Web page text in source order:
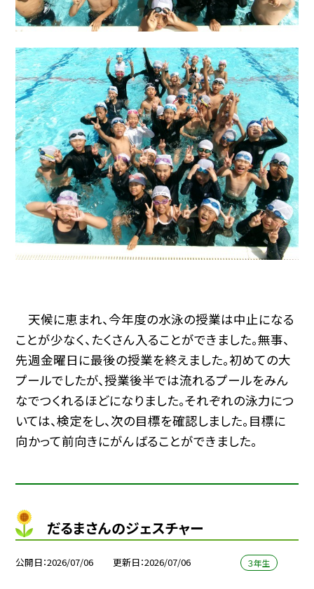
天候に恵まれ、今年度の水泳の授業は中止になる
ことが少なく、たくさん入ることができました。無事、
先週金曜日に最後の授業を終えました。初めての大
プールでしたが、授業後半では流れるプールをみん
なでつくれるほどになりました。それぞれの泳力につ
いては、検定をし、次の目標を確認しました。目標に
向かって前向きにがんばることができました。
だるまさんのジェスチャー
公開日 2026/07/06 更新日 2026/07/06 ３年生